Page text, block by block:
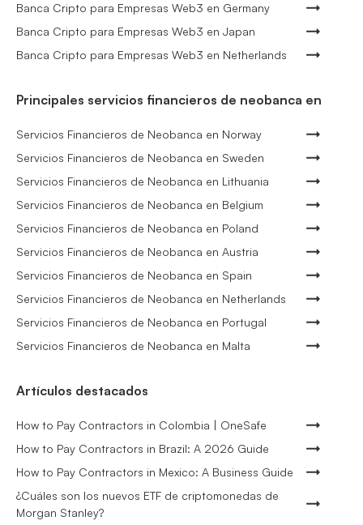
Banca Cripto para Empresas Web3 en Germany
Banca Cripto para Empresas Web3 en Japan
Banca Cripto para Empresas Web3 en Netherlands
Principales servicios financieros de neobanca en
Servicios Financieros de Neobanca en Norway
Servicios Financieros de Neobanca en Sweden
Servicios Financieros de Neobanca en Lithuania
Servicios Financieros de Neobanca en Belgium
Servicios Financieros de Neobanca en Poland
Servicios Financieros de Neobanca en Austria
Servicios Financieros de Neobanca en Spain
Servicios Financieros de Neobanca en Netherlands
Servicios Financieros de Neobanca en Portugal
Servicios Financieros de Neobanca en Malta
Artículos destacados
How to Pay Contractors in Colombia | OneSafe
How to Pay Contractors in Brazil: A 2026 Guide
How to Pay Contractors in Mexico: A Business Guide
¿Cuáles son los nuevos ETF de criptomonedas de
Morgan Stanley?